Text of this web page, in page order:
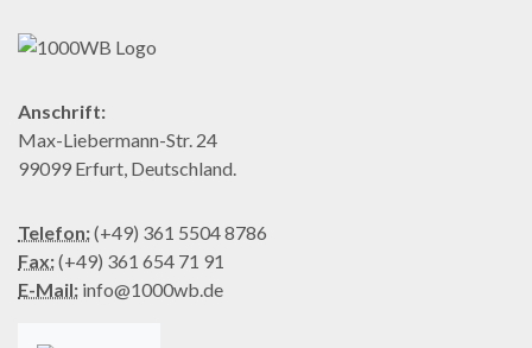
Anschrift:
Max-Liebermann-Str. 24
99099 Erfurt, Deutschland.
Telefon:(+49) 361 5504 8786
Fax:(+49) 361 654 71 91
E-Mail: info@1000wb.de